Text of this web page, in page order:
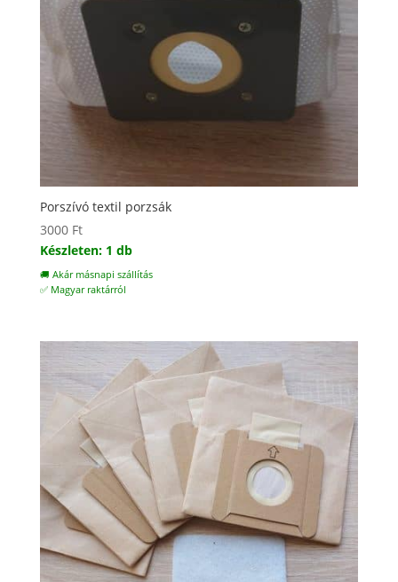
Porszívó textil porzsák
3000 Ft
Készleten: 1 db
🚚 Akár másnapi szállítás
✅ Magyar raktárról